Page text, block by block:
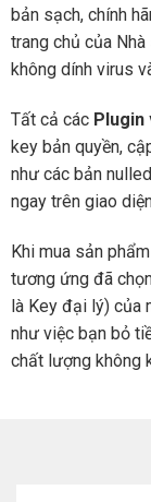
bản sạch, chính
trang chủ của
không dính virus
Tất cả các Plugin
key bản quyền,
như các bản
ngay trên giao
Khi mua sản
tương ứng đã
là Key đại lý) của
như việc bạn bỏ
chất lượng không